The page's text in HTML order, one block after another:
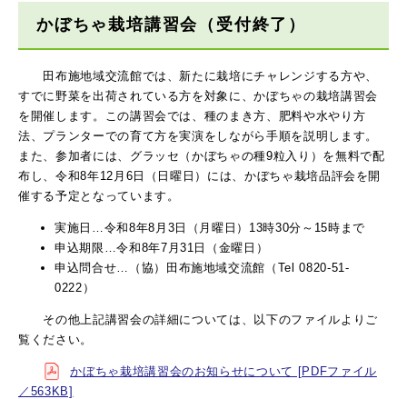
かぼちゃ栽培講習会（受付終了）
田布施地域交流館では、新たに栽培にチャレンジする方や、
すでに野菜を出荷されている方を対象に、かぼちゃの栽培講習会
を開催します。この講習会では、種のまき方、肥料や水やり方
法、プランターでの育て方を実演をしながら手順を説明します。
また、参加者には、グラッセ（かぼちゃの種9粒入り）を無料で配
布し、令和8年12月6日（日曜日）には、かぼちゃ栽培品評会を開
催する予定となっています。
実施日…令和8年8月3日（月曜日）13時30分～15時まで
申込期限…令和8年7月31日（金曜日）
申込問合せ…（協）田布施地域交流館（Tel 0820-51-
0222）
その他上記講習会の詳細については、以下のファイルよりご
覧ください。
かぼちゃ栽培講習会のお知らせについて [PDFファイル
／563KB]